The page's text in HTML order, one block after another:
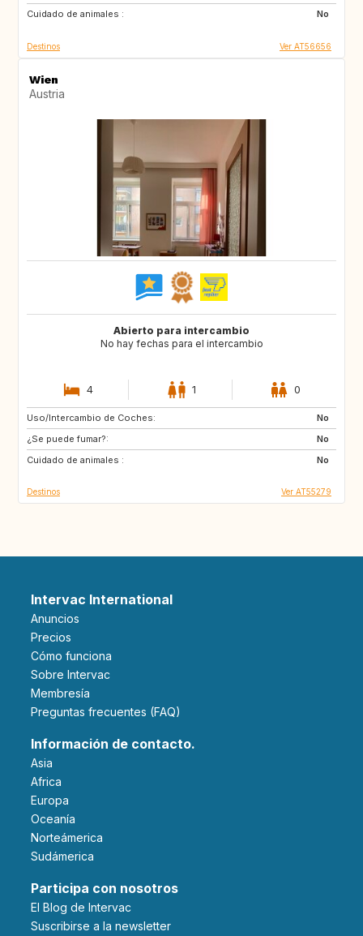
Cuidado de animales :
No
GB
Destinos Ver AT56656
Wien
Austria
Abierto para intercambio
No hay fechas para el intercambio
4 1 0
Uso/Intercambio de Coches:
No
¿Se puede fumar?:
No
Cuidado de animales :
No
NL
Destinos Ver AT55279
Intervac International
Anuncios
Precios
Cómo funciona
Sobre Intervac
Membresía
Preguntas frecuentes (FAQ)
Información de contacto.
Asia
Africa
Europa
Oceanía
Norteámerica
Sudámerica
Participa con nosotros
El Blog de Intervac
Suscribirse a la newsletter